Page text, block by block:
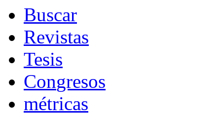
Buscar
Revistas
Tesis
Congresos
métricas